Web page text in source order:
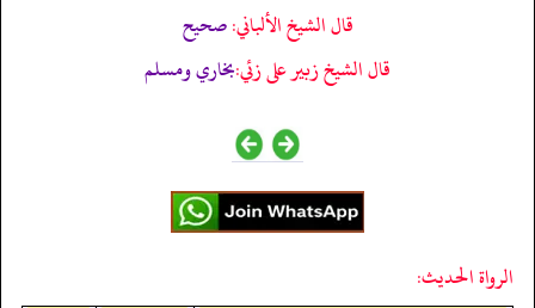
قال الشيخ الألباني:صحيح
قال الشيخ زبير على زئي:بخاري ومسلم
الرواة الحديث: